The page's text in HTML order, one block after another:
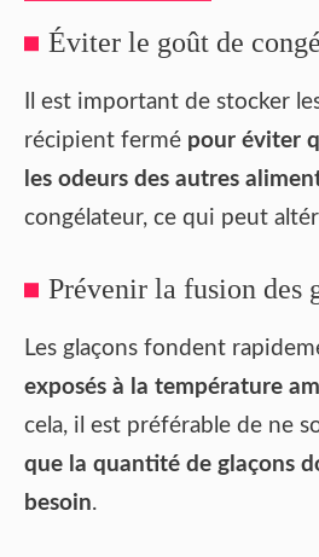
Éviter le goût de
Il est important de stocker
récipient fermé pour éviter
les odeurs des autres
congélateur, ce qui peut
Prévenir la fusion des
Les glaçons fondent
exposés à la température
cela, il est préférable de ne
que la quantité de glaçons
besoin.